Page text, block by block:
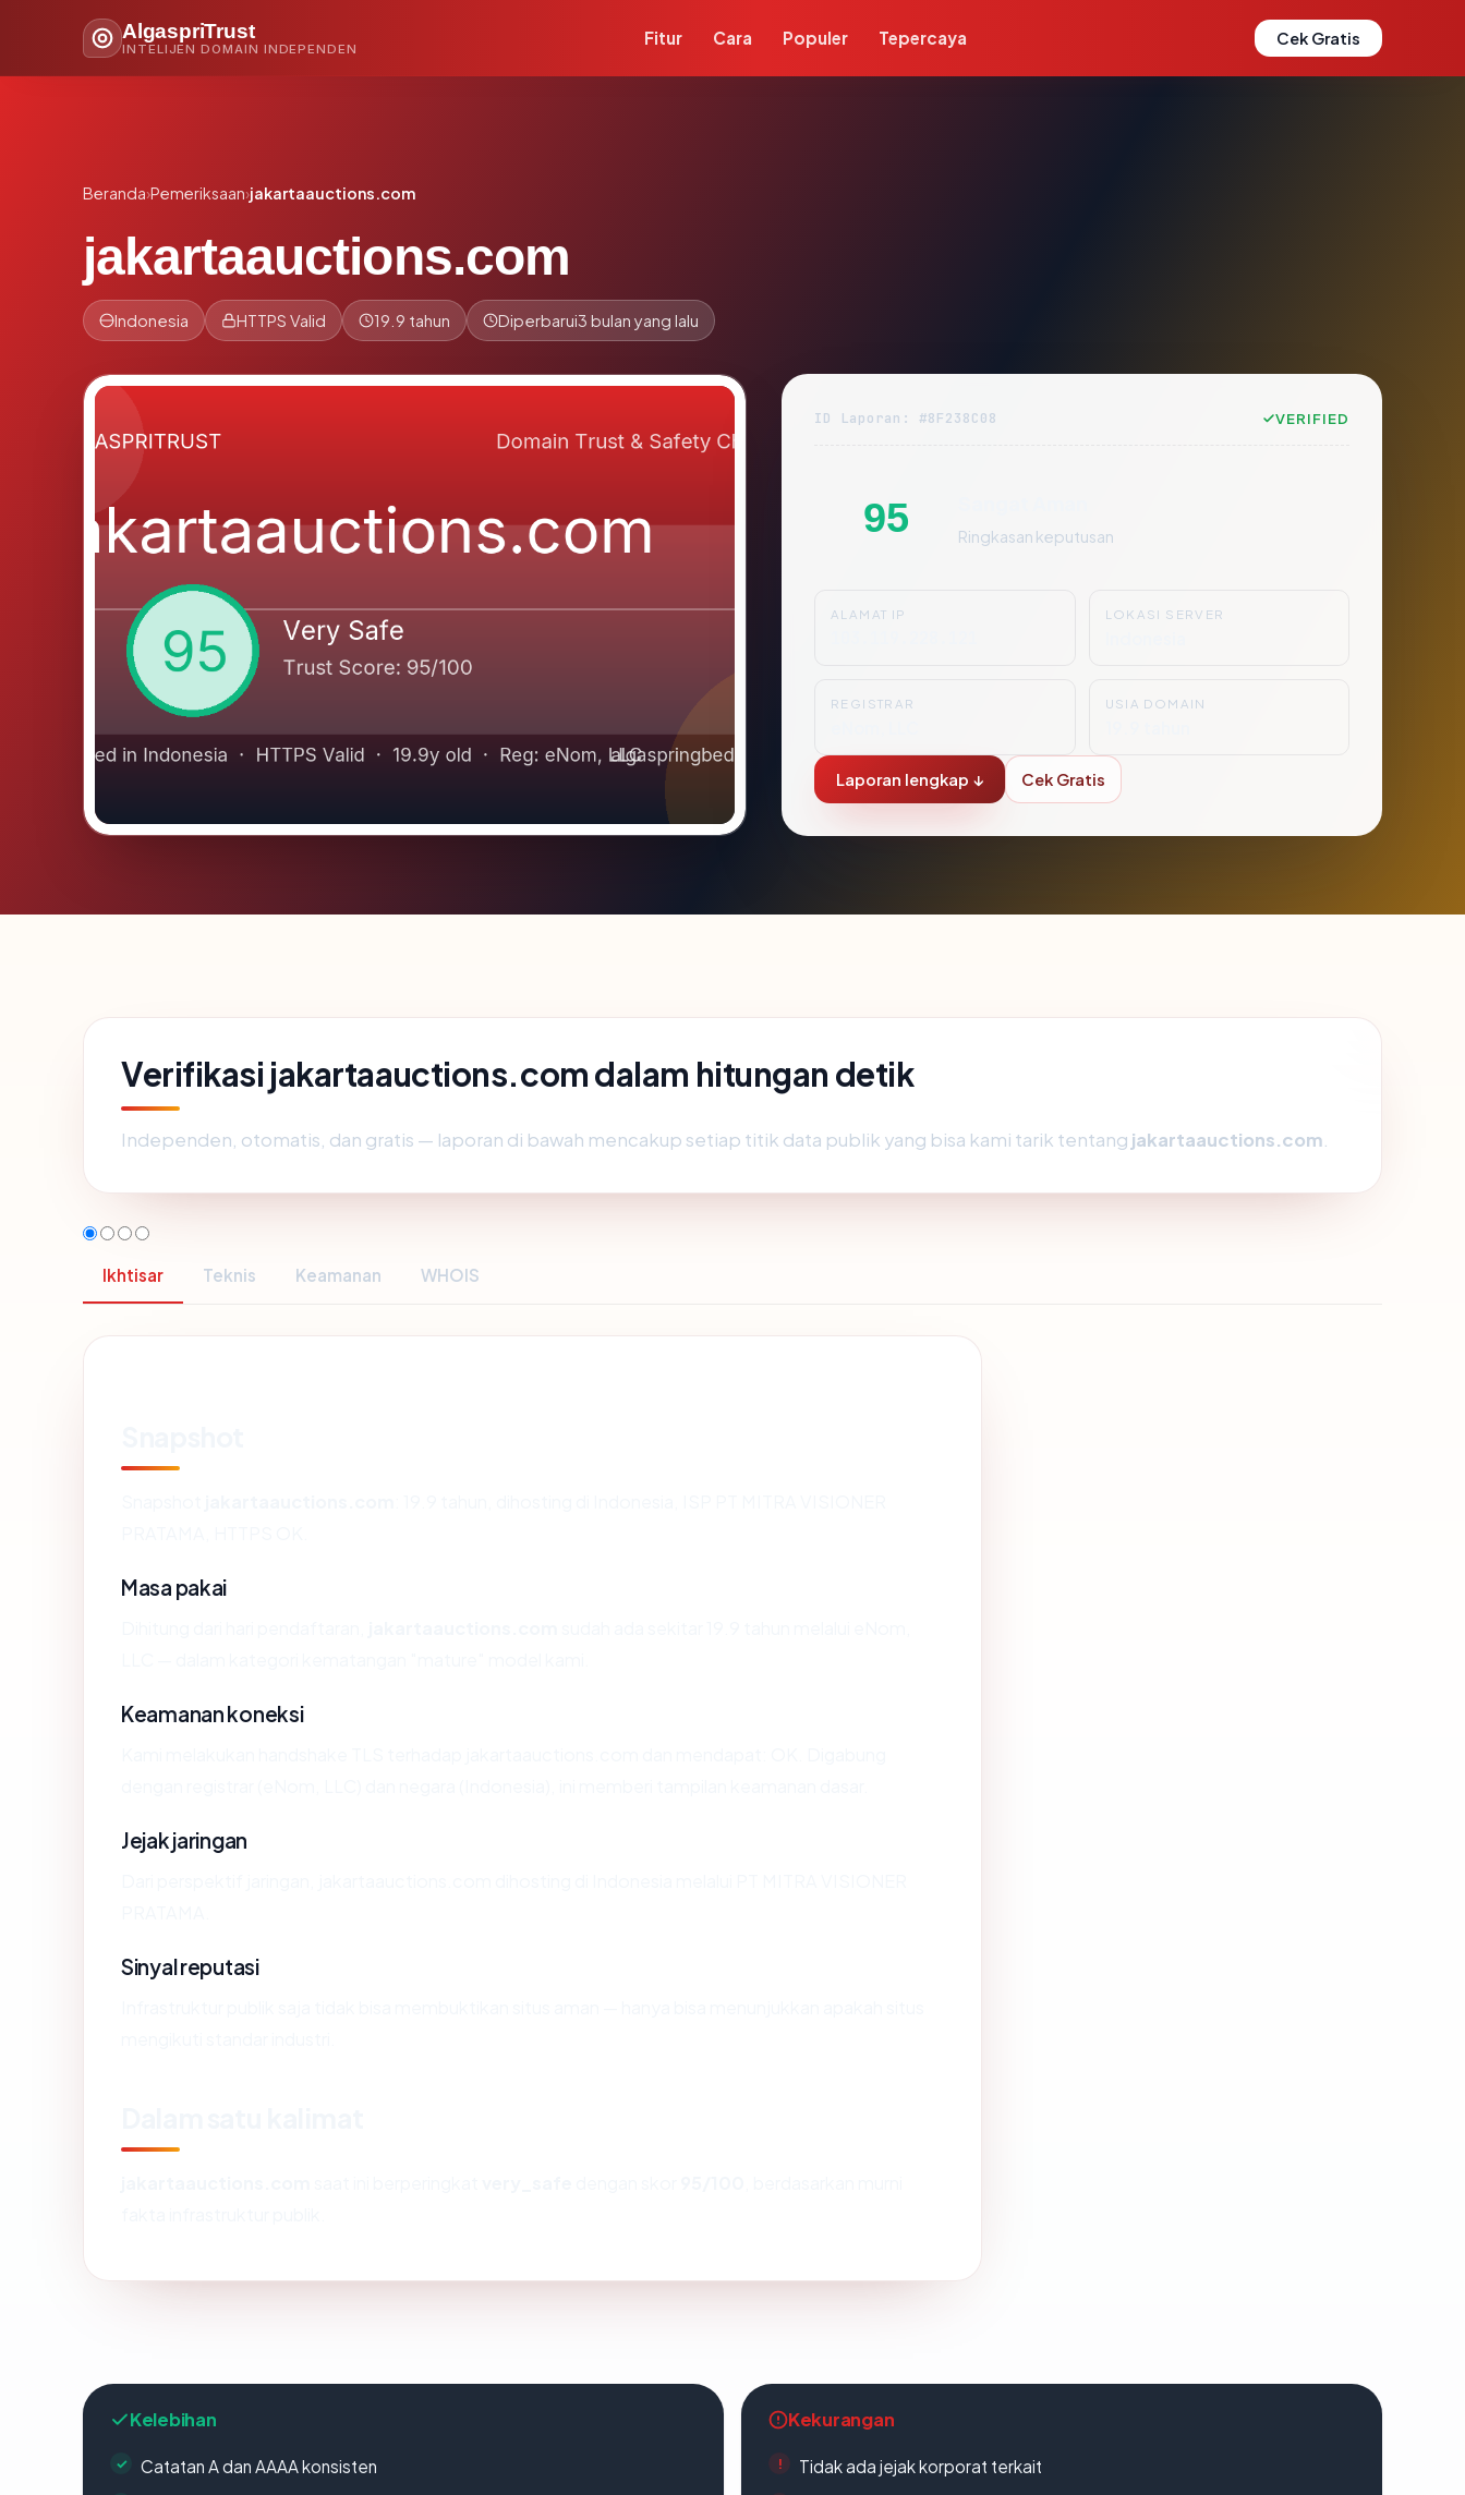
AlgaspriTrust
INTELIJEN DOMAIN INDEPENDEN
Fitur Cara Populer Tepercaya Cek Gratis
Beranda›Pemeriksaan›jakartaauctions.com
jakartaauctions.com
Indonesia HTTPS Valid 19.9 tahun Diperbarui3 bulan yang lalu
ID Laporan: #8F238C08 VERIFIED
95 Ringkasan keputusan
ALAMAT IP LOKASI SERVER
REGISTRAR USIA DOMAIN
Laporan lengkap ↓ Cek Gratis
Verifikasi jakartaauctions.com dalam hitungan detik
Independen, otomatis, dan gratis — laporan di bawah mencakup setiap titik data publik yang bisa kami tarik tentang jakartaauctions.com
Ikhtisar Teknis Keamanan WHOIS
Masa pakai
Keamanan koneksi
Jejak jaringan
Sinyal reputasi
Kelebihan
Catatan A dan AAAA konsisten
Kekurangan
Tidak ada jejak korporat terkait